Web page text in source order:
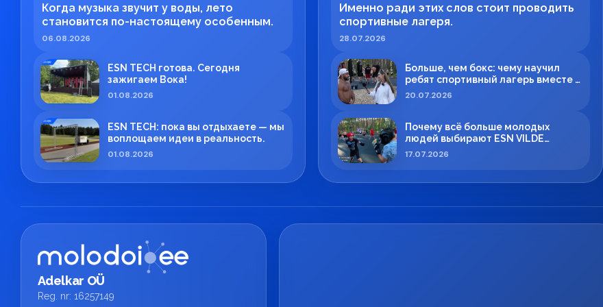
Когда музыка звучит у воды, лето
становится по-настоящему особенным.
06.08.2026
ESN TECH готова. Сегодня
зажигаем Вока!
01.08.2026
ESN TECH: пока вы отдыхаете — мы
воплощаем идеи в реальность.
01.08.2026
Именно ради этих слов стоит проводить
спортивные лагеря.
28.07.2026
Больше, чем бокс: чему научил
ребят спортивный лагерь вместе с
Максимом Вильде
20.07.2026
Почему всё больше молодых
людей выбирают ESN VILDE
BOXING в Силламяэ?
17.07.2026
Adelkar OÜ
Reg. nr: 16257149